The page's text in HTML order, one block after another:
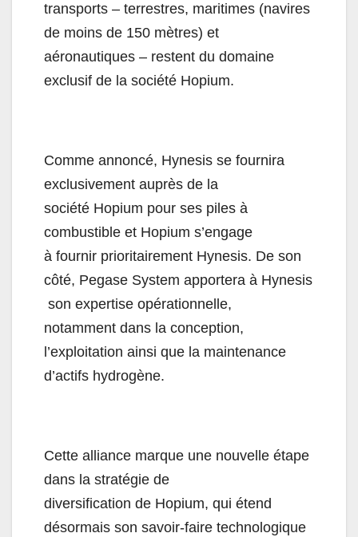
transports – terrestres, maritimes (navires
de moins de 150 mètres) et
aéronautiques – restent du domaine
exclusif de la société Hopium.
Comme annoncé, Hynesis se fournira
exclusivement auprès de la
société Hopium pour ses piles à
combustible et Hopium s’engage
à fournir prioritairement Hynesis. De son
côté, Pegase System apportera à Hynesis
son expertise opérationnelle,
notamment dans la conception,
l’exploitation ainsi que la maintenance
d’actifs hydrogène.
Cette alliance marque une nouvelle étape
dans la stratégie de
diversification de Hopium, qui étend
désormais son savoir-faire technologique